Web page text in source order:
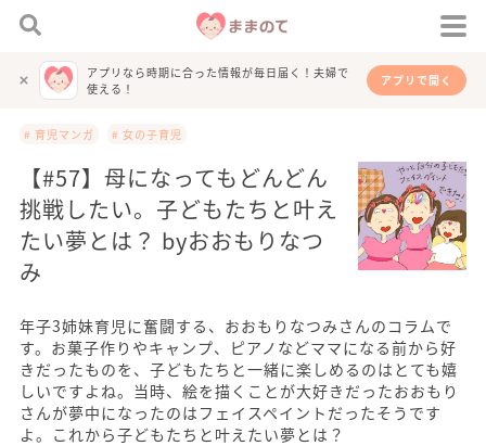
アプリなら時期に合った情報が毎日届く！夫婦で
使える！
アプリで開く
# 育児マンガ # 女の子育児
【#57】母になってもどんどん
挑戦したい。子どもたちと叶え
たい夢とは？ byおおもりなつ
み
年子3姉妹育児に奮闘する、おおもりなつみさんのコラムで
す。お菓子作りやキャンプ、ピアノなどママになる前から好
きだったものを、子どもたちと一緒に楽しめるのはとても嬉
しいですよね。当時、絵を描くことが大好きだったおおもり
さんが夢中になったのはフェイスペイントだったそうです
よ。これから子どもたちと叶えたい夢とは？